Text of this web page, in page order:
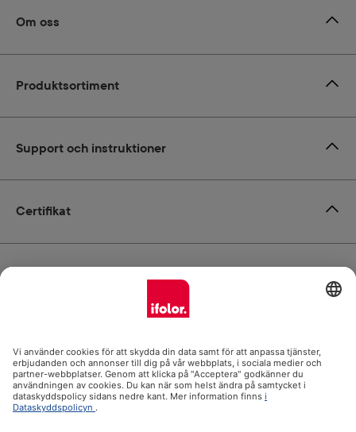
Certifikat
Om oss
Produktsortiment
Support och instruktioner
ifolor.se i